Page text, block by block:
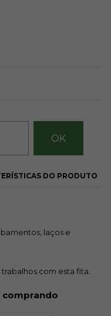
DO PRODUTO
laços e
com esta fita.
comprando